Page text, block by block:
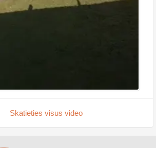
Skatieties visus video